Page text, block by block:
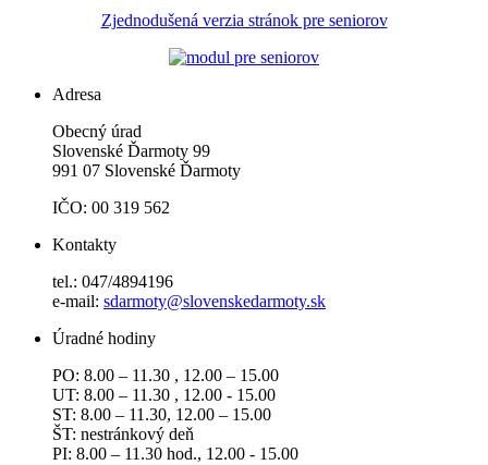
Zjednodušená verzia stránok pre seniorov
Adresa
Obecný úrad
Slovenské Ďarmoty 99
991 07 Slovenské Ďarmoty
IČO: 00 319 562
Kontakty
tel.: 047/4894196
e-mail: sdarmoty@slovenskedarmoty.sk
Úradné hodiny
PO: 8.00 – 11.30 , 12.00 – 15.00
UT: 8.00 – 11.30 , 12.00 - 15.00
ST: 8.00 – 11.30, 12.00 – 15.00
ŠT: nestránkový deň
PI: 8.00 – 11.30 hod., 12.00 - 15.00